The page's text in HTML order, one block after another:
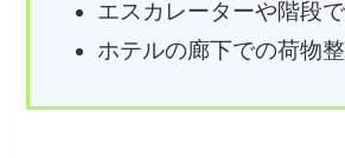
エスカレーターや階段
ホテルの廊下での荷物